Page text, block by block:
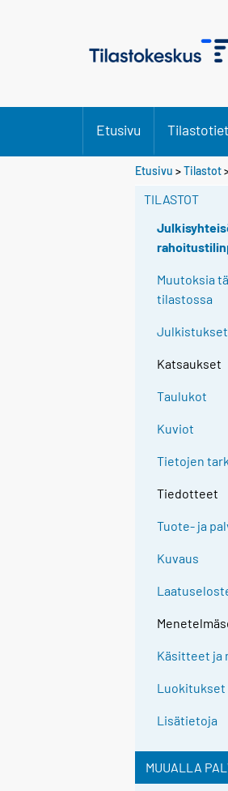
Etusivu
Etusivu >Tilastot
TILASTOT
Muutoksia
tilastossa
Julkistukset
Katsaukset
Taulukot
Kuviot
Tietojen
Tiedotteet
Tuote- ja
Kuvaus
Käsitteet ja
Luokitukset
Lisätietoja
MUUALLA